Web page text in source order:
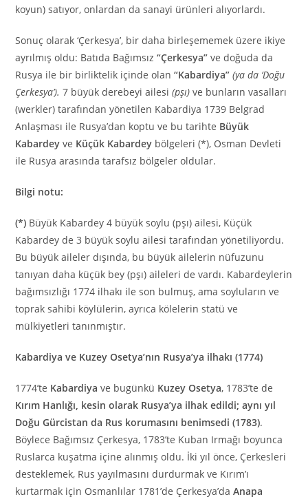
koyun) satıyor, onlardan da sanayi ürünleri alıyorlardı.
Sonuç olarak ‘Çerkesya’, bir daha birleşememek üzere ikiye
ayrılmış oldu: Batıda Bağımsız“Çerkesya” ve doğuda da
Rusya ile bir birliktelik içinde olan“Kabardiya” (ya da ‘Doğu
Çerkesya’).7 büyük derebeyi ailesi(pşı) ve bunların vasalları
(werkler) tarafından yönetilen Kabardiya 1739 Belgrad
Anlaşması ile Rusya’dan koptu ve bu tarihte Büyük
Kabardey ve Küçük Kabardey bölgeleri (*), Osman Devleti
ile Rusya arasında tarafsız bölgeler oldular.
Bilgi notu:
(*) Büyük Kabardey 4 büyük soylu (pşı) ailesi, Küçük
Kabardey de 3 büyük soylu ailesi tarafından yönetiliyordu.
Bu büyük aileler dışında, bu büyük ailelerin nüfuzunu
tanıyan daha küçük bey (pşı) aileleri de vardı. Kabardeylerin
bağımsızlığı 1774 ilhakı ile son bulmuş, ama soyluların ve
toprak sahibi köylülerin, ayrıca kölelerin statü ve
mülkiyetleri tanınmıştır.
Kabardiya ve Kuzey Osetya’nın Rusya’ya ilhakı (1774)
1774’te Kabardiya ve bugünkü Kuzey Osetya, 1783’te de
Kırım Hanlığı, kesin olarak Rusya’ya ilhak edildi; aynı yıl
Doğu Gürcistan da Rus korumasını benimsedi (1783).
Böylece Bağımsız Çerkesya, 1783’te Kuban Irmağı boyunca
Ruslarca kuşatma içine alınmış oldu. İki yıl önce, Çerkesleri
desteklemek, Rus yayılmasını durdurmak ve Kırım’ı
kurtarmak için Osmanlılar 1781’de Çerkesya’daAnapa